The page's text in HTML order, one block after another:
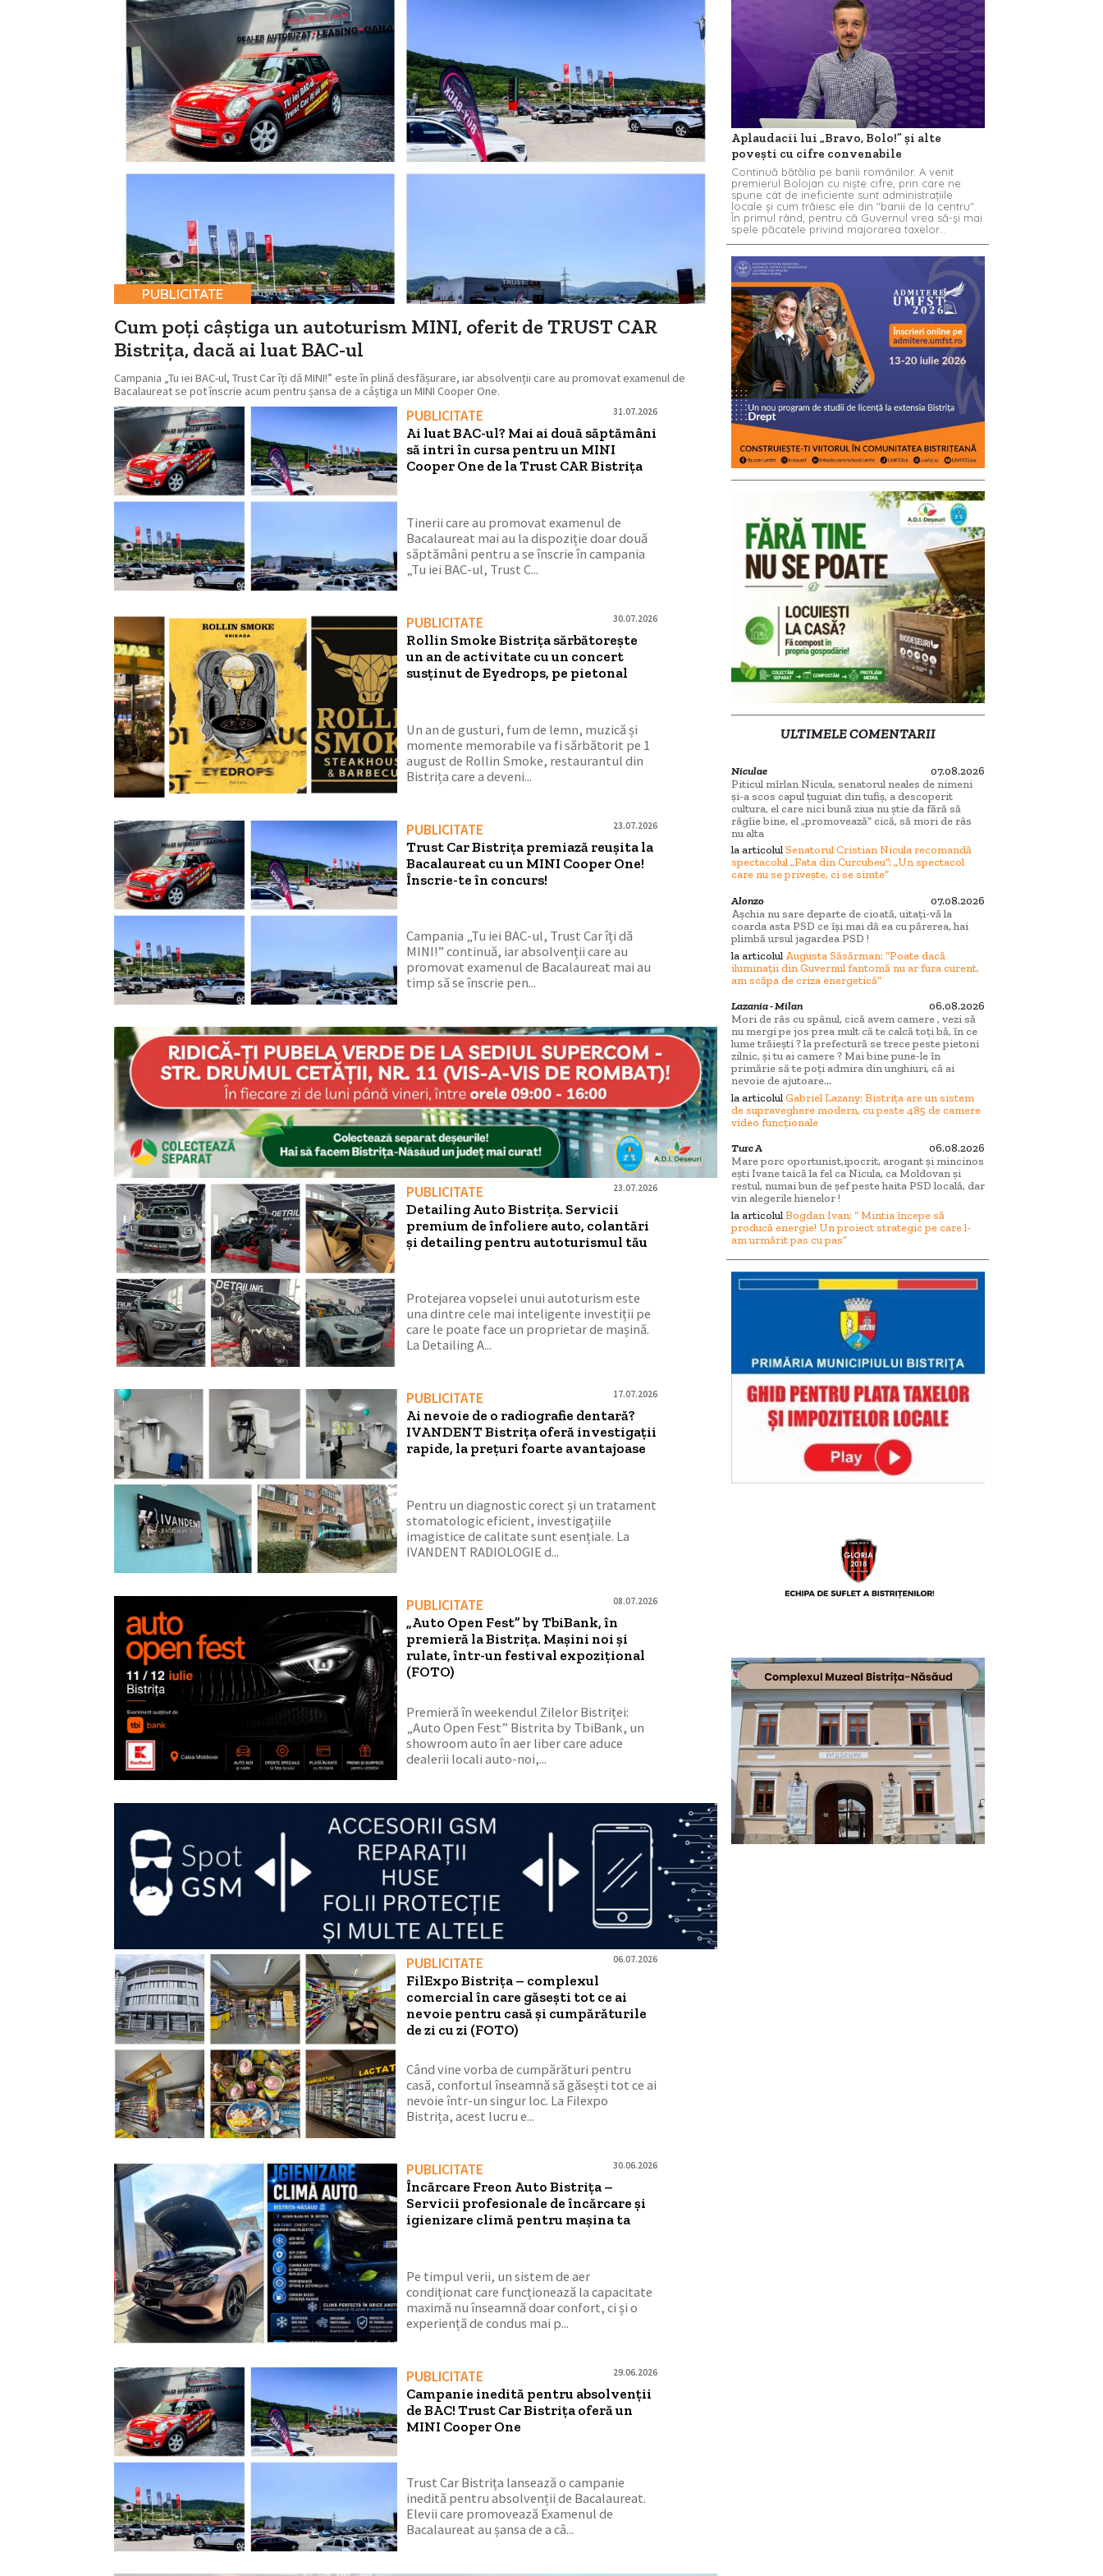
PUBLICITATE
Cum poţi câştiga un autoturism MINI, oferit de TRUST CAR
Bistriţa, dacă ai luat BAC-ul
Campania „Tu iei BAC-ul, Trust Car îți dă MINI!” este în plină desfășurare, iar absolvenții care au promovat examenul de
Bacalaureat se pot înscrie acum pentru șansa de a câștiga un MINI Cooper One.
PUBLICITATE 31.07.2026
Ai luat BAC-ul? Mai ai două săptămâni
să intri în cursa pentru un MINI
Cooper One de la Trust CAR Bistrița
Tinerii care au promovat examenul de
Bacalaureat mai au la dispoziție doar două
săptămâni pentru a se înscrie în campania
„Tu iei BAC-ul, Trust C...
PUBLICITATE 30.07.2026
Rollin Smoke Bistrița sărbătorește
un an de activitate cu un concert
susținut de Eyedrops, pe pietonal
Un an de gusturi, fum de lemn, muzică și
momente memorabile va fi sărbătorit pe 1
august de Rollin Smoke, restaurantul din
Bistrița care a deveni...
PUBLICITATE 23.07.2026
Trust Car Bistrița premiază reușita la
Bacalaureat cu un MINI Cooper One!
Înscrie-te în concurs!
Campania „Tu iei BAC-ul, Trust Car îți dă
MINI!” continuă, iar absolvenții care au
promovat examenul de Bacalaureat mai au
timp să se înscrie pen...
PUBLICITATE 23.07.2026
Detailing Auto Bistrița. Servicii
premium de înfoliere auto, colantări
și detailing pentru autoturismul tău
Protejarea vopselei unui autoturism este
una dintre cele mai inteligente investiții pe
care le poate face un proprietar de mașină.
La Detailing A...
PUBLICITATE 17.07.2026
Ai nevoie de o radiografie dentară?
IVANDENT Bistriţa oferă investigații
rapide, la preţuri foarte avantajoase
Pentru un diagnostic corect și un tratament
stomatologic eficient, investigațiile
imagistice de calitate sunt esențiale. La
IVANDENT RADIOLOGIE d...
PUBLICITATE 08.07.2026
„Auto Open Fest” by TbiBank, în
premieră la Bistrița. Mașini noi și
rulate, într-un festival expozițional
(FOTO)
Premieră în weekendul Zilelor Bistriței:
„Auto Open Fest” Bistrita by TbiBank, un
showroom auto în aer liber care aduce
dealerii locali auto-noi,...
PUBLICITATE 06.07.2026
FilExpo Bistrița – complexul
comercial în care găsești tot ce ai
nevoie pentru casă și cumpărăturile
de zi cu zi (FOTO)
Când vine vorba de cumpărături pentru
casă, confortul înseamnă să găsești tot ce ai
nevoie într-un singur loc. La Filexpo
Bistrița, acest lucru e...
PUBLICITATE 30.06.2026
Încărcare Freon Auto Bistrița –
Servicii profesionale de încărcare și
igienizare climă pentru mașina ta
Pe timpul verii, un sistem de aer
condiționat care funcționează la capacitate
maximă nu înseamnă doar confort, ci și o
experiență de condus mai p...
PUBLICITATE 29.06.2026
Campanie inedită pentru absolvenții
de BAC! Trust Car Bistrița oferă un
MINI Cooper One
Trust Car Bistrița lansează o campanie
inedită pentru absolvenții de Bacalaureat.
Elevii care promovează Examenul de
Bacalaureat au șansa de a câ...
Aplaudacii lui „Bravo, Bolo!” și alte
povești cu cifre convenabile
Continuă bătălia pe banii românilor. A venit
premierul Bolojan cu niște cifre, prin care ne
spune cât de ineficiente sunt administrațiile
locale și cum trăiesc ele din "banii de la centru".
În primul rând, pentru că Guvernul vrea să-și mai
spele păcatele privind majorarea taxelor...
ULTIMELE COMENTARII
Niculae
07.08.2026
Piticul mîrlan Nicula, senatorul neales de nimeni
și-a scos capul țuguiat din tufiș, a descoperit
cultura, el care nici bună ziua nu știe da fără să
râgîie bine, el „promovează” cică, să mori de râs
nu alta
la articolulSenatorul Cristian Nicula recomandă
spectacolul „Fata din Curcubeu”: „Un spectacol
care nu se privește, ci se simte”
Alonzo
07.08.2026
Așchia nu sare departe de cioată, uitați-vă la
coarda asta PSD ce își mai dă ea cu părerea, hai
plimbă ursul jagardea PSD !
la articolul Augusta Săsărman: “Poate dacă
iluminații din Guvernul fantomă nu ar fura curent,
am scăpa de criza energetică”
Lazania - Milan
06.08.2026
Mori de râs cu spânul, cică avem camere , vezi să
nu mergi pe jos prea mult că te calcă toți bă, în ce
lume trăiești ? la prefectură se trece peste pietoni
zilnic, și tu ai camere ? Mai bine pune-le în
primărie să te poți admira din unghiuri, că ai
nevoie de ajutoare...
la articolulGabriel Lazany: Bistrița are un sistem
de supraveghere modern, cu peste 485 de camere
video funcționale
Turc A
06.08.2026
Mare porc oportunist,ipocrit, arogant și mincinos
ești Ivane taică la fel ca Nicula, ca Moldovan și
restul, numai bun de șef peste haita PSD locală, dar
vin alegerile hienelor !
la articolulBogdan Ivan: “ Mintia începe să
producă energie! Un proiect strategic pe care l-
am urmărit pas cu pas”